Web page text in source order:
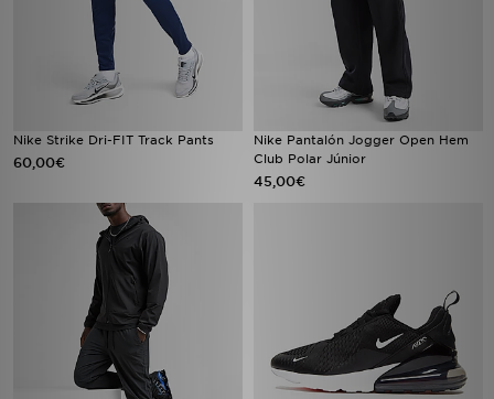
Nike Strike Dri-FIT Track Pants
60,00€
Nike Pantalón Jogger Open Hem
Club Polar Júnior
45,00€